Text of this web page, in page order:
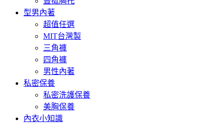
型男內著
超值任選
MIT台灣製
三角褲
四角褲
男性內著
私密保養
私密洗護保養
美胸保養
內衣小知識